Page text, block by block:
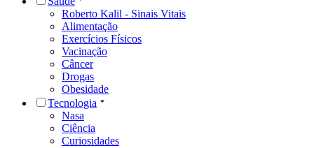
Roberto Kalil - Sinais Vitais
Alimentação
Exercícios Físicos
Vacinação
Câncer
Drogas
Obesidade
Tecnologia
Nasa
Ciência
Curiosidades